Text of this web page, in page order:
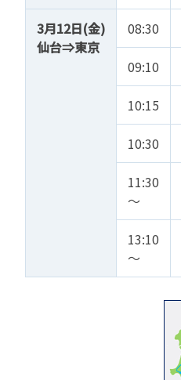
3月12日(金)
仙台⇒東京
08:30
09:10
10:15
10:30
11:30
～
13:10
～